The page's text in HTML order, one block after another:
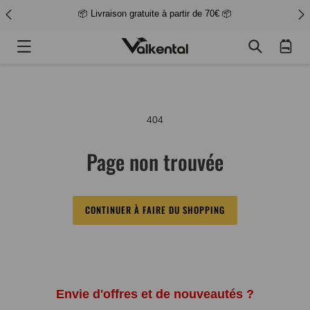
📦 Livraison gratuite à partir de 70€ 📦
Panier
d'achat
404
Page non trouvée
CONTINUER À FAIRE DU SHOPPING
Envie d'offres et de nouveautés ?